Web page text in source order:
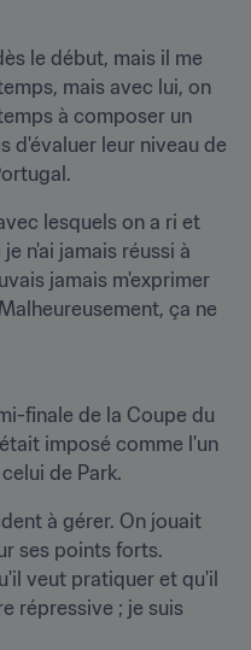
le début, mais il me
mais avec lui, on
à composer un
d'évaluer leur niveau de
lesquels on a ri et
n'ai jamais réussi à
jamais m'exprimer
ça ne
finale de la Coupe du
imposé comme l'un
de Park.
à gérer. On jouait
ses points forts.
veut pratiquer et qu'il
répressive ; je suis